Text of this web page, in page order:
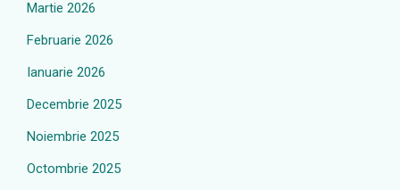
Martie 2026
Februarie 2026
Ianuarie 2026
Decembrie 2025
Noiembrie 2025
Octombrie 2025